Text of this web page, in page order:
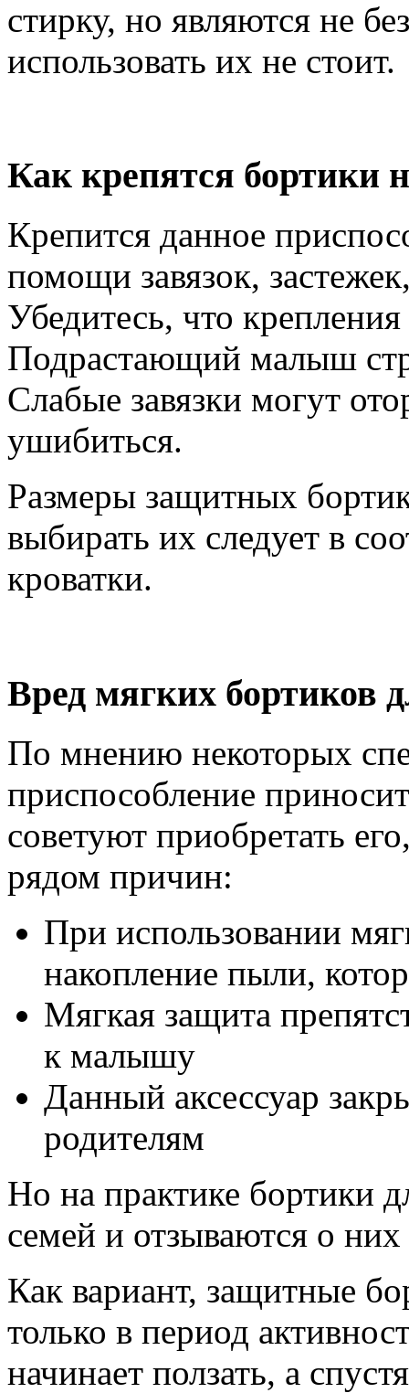
стирку, но являются не
использовать их не стоит.
Как крепятся бортики
Крепится данное
помощи завязок,
Убедитесь, что
Подрастающий малыш
Слабые завязки могут
ушибиться.
Размеры защитных
выбирать их следует в
кроватки.
Вред мягких бортиков
По мнению некоторых
приспособление
советуют приобретать
рядом причин:
При использовании
накопление пыли,
Мягкая защита
к малышу
Данный аксессуар
родителям
Но на практике бортики
семей и отзываются о
Как вариант, защитные
только в период
начинает ползать, а